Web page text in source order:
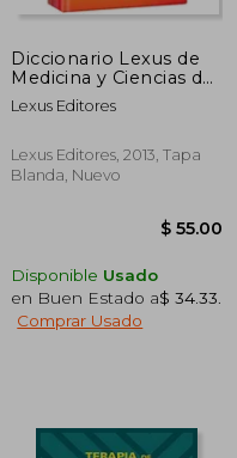
$ 264.47 45%
Diccionario Lexus de
Medicina y Ciencias de
la Salud
Lexus Editores
Lexus Editores, 2013, Tapa
Blanda, Nuevo
Disponible Usado
en Buen Estado a$ 34.33
Comprar Usado